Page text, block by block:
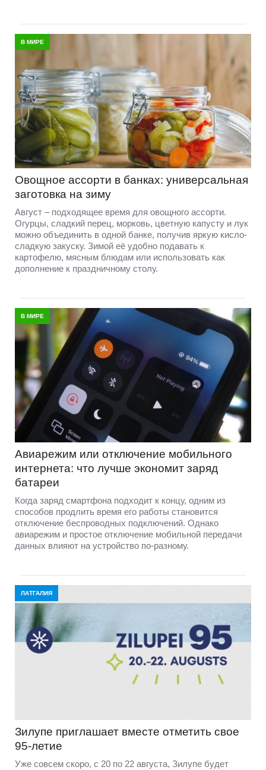
В МИРЕ
Овощное ассорти в банках: универсальная
заготовка на зиму
Август – подходящее время для овощного ассорти.
Огурцы, сладкий перец, морковь, цветную капусту и лук
можно объединить в одной банке, получив яркую кисло-
сладкую закуску. Зимой её удобно подавать к
картофелю, мясным блюдам или использовать как
дополнение к праздничному столу.
В МИРЕ
Авиарежим или отключение мобильного
интернета: что лучше экономит заряд
батареи
Когда заряд смартфона подходит к концу, одним из
способов продлить время его работы становится
отключение беспроводных подключений. Однако
авиарежим и простое отключение мобильной передачи
данных влияют на устройство по-разному.
ЛАТГАЛИЯ
Зилупе приглашает вместе отметить свое
95-летие
Уже совсем скоро, с 20 по 22 августа, Зилупе будет